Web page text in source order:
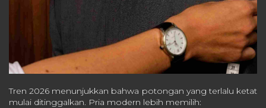
Tren 2026 menunjukkan bahwa potongan yang terlalu ketat
mulai ditinggalkan. Pria modern lebih memilih: